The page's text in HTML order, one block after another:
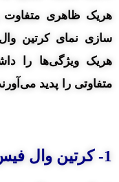
هریک ظاهری متفاوت
سازی نمای کرتین
هریک ویژگی‌ها را
متفاوتی را پدید
1- کرتین وال فیس کپ ( face cap )